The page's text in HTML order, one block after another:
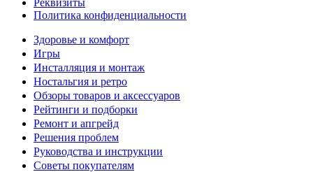
Политика конфиденциальности
Здоровье и комфорт
Игры
Инсталляция и монтаж
Ностальгия и ретро
Обзоры товаров и аксессуаров
Рейтинги и подборки
Ремонт и апгрейд
Решения проблем
Руководства и инструкции
Советы покупателям